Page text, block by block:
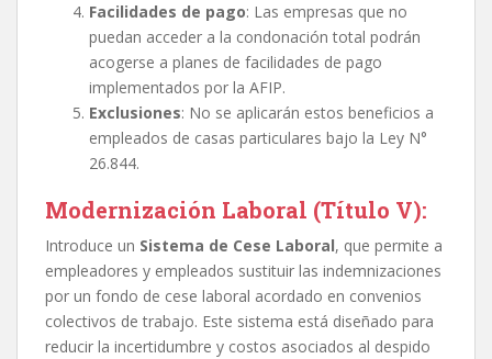
Facilidades de pago: Las empresas que no
puedan acceder a la condonación total podrán
acogerse a planes de facilidades de pago
implementados por la AFIP.
Exclusiones: No se aplicarán estos beneficios a
empleados de casas particulares bajo la Ley N°
26.844.
Modernización Laboral (Título V):
Introduce un Sistema de Cese Laboral, que permite a
empleadores y empleados sustituir las indemnizaciones
por un fondo de cese laboral acordado en convenios
colectivos de trabajo. Este sistema está diseñado para
reducir la incertidumbre y costos asociados al despido